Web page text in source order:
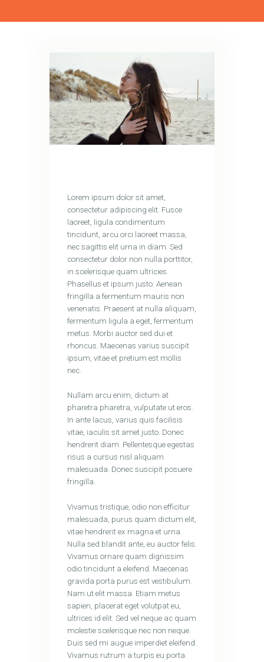
Lorem ipsum dolor sit amet,
consectetur adipiscing elit. Fusce
laoreet, ligula condimentum
tincidunt, arcu orci laoreet massa,
nec sagittis elit urna in diam. Sed
consectetur dolor non nulla porttitor,
in scelerisque quam ultricies.
Phasellus et ipsum justo. Aenean
fringilla a fermentum mauris non
venenatis. Praesent at nulla aliquam,
fermentum ligula a eget, fermentum
metus. Morbi auctor sed dui et
rhoncus. Maecenas varius suscipit
ipsum, vitae et pretium est mollis
nec.
Nullam arcu enim, dictum at
pharetra pharetra, vulputate ut eros.
In ante lacus, varius quis facilisis
vitae, iaculis sit amet justo. Donec
hendrerit diam. Pellentesque egestas
risus a cursus nisl aliquam
malesuada. Donec suscipit posuere
fringilla.
Vivamus tristique, odio non efficitur
malesuada, purus quam dictum elit,
vitae hendrerit ex magna et urna.
Nulla sed blandit ante, eu auctor felis.
Vivamus ornare quam dignissim
odio tincidunt a eleifend. Maecenas
gravida porta purus est vestibulum.
Nam ut elit massa. Etiam metus
sapien, placerat eget volutpat eu,
ultrices id elit. Sed vel neque ac quam
molestie scelerisque nec non neque.
Duis sed mi augue imperdiet eleifend.
Vivamus rutrum a turpis eu porta.